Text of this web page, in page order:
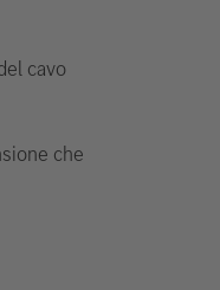
cavo
che